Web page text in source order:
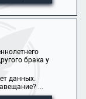
брака у
данных.
...